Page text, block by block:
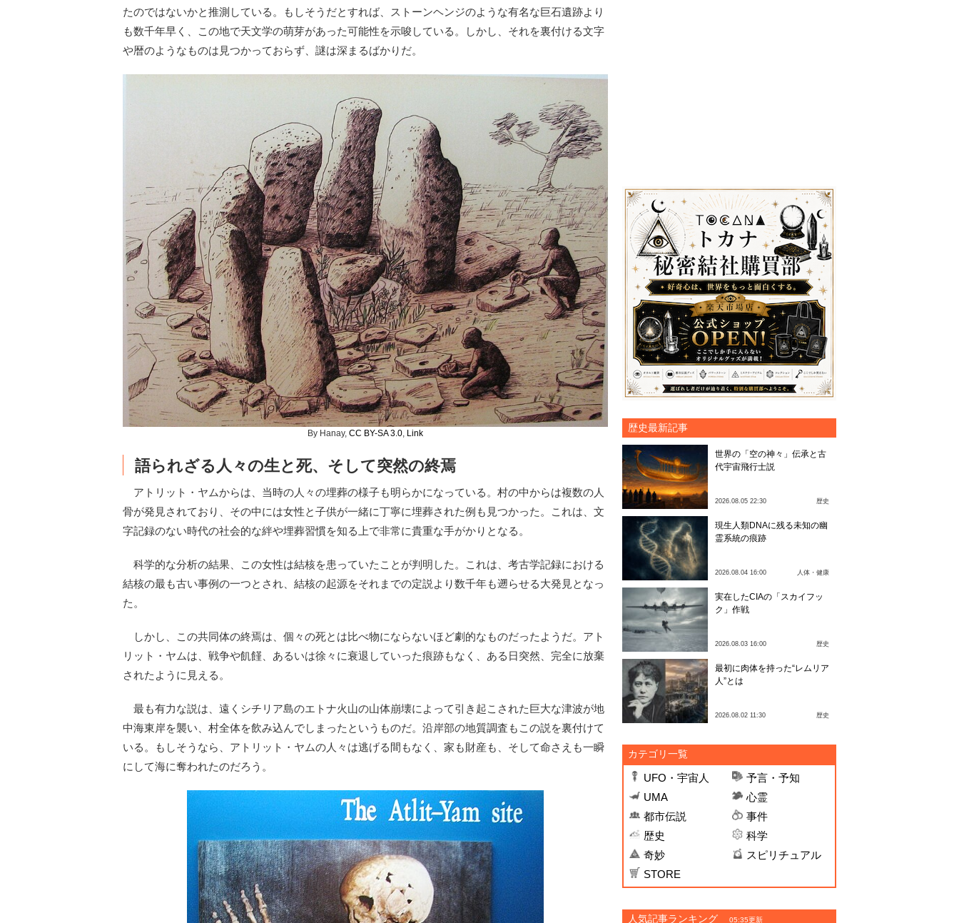
たのではないかと推測している。もしそうだとすれば、ストーンヘンジのような有名な巨石遺跡より
も数千年早く、この地で天文学の萌芽があった可能性を示唆している。しかし、それを裏付ける文字
や暦のようなものは見つかっておらず、謎は深まるばかりだ。
By Hanay, CC BY-SA 3.0, Link
語られざる人々の生と死、そして突然の終焉
アトリット・ヤムからは、当時の人々の埋葬の様子も明らかになっている。村の中からは複数の人
骨が発見されており、その中には女性と子供が一緒に丁寧に埋葬された例も見つかった。これは、文
字記録のない時代の社会的な絆や埋葬習慣を知る上で非常に貴重な手がかりとなる。
科学的な分析の結果、この女性は結核を患っていたことが判明した。これは、考古学記録における
結核の最も古い事例の一つとされ、結核の起源をそれまでの定説より数千年も遡らせる大発見となっ
た。
しかし、この共同体の終焉は、個々の死とは比べ物にならないほど劇的なものだったようだ。アト
リット・ヤムは、戦争や飢饉、あるいは徐々に衰退していった痕跡もなく、ある日突然、完全に放棄
されたように見える。
最も有力な説は、遠くシチリア島のエトナ火山の山体崩壊によって引き起こされた巨大な津波が地
中海東岸を襲い、村全体を飲み込んでしまったというものだ。沿岸部の地質調査もこの説を裏付けて
いる。もしそうなら、アトリット・ヤムの人々は逃げる間もなく、家も財産も、そして命さえも一瞬
にして海に奪われたのだろう。
歴史最新記事
世界の「空の神々」伝承と古
代宇宙飛行士説
2026.08.05 22:30 歴史
現生人類DNAに残る未知の幽
霊系統の痕跡
2026.08.04 16:00 人体・健康
実在したCIAの「スカイフッ
ク」作戦
2026.08.03 16:00 歴史
最初に肉体を持った“レムリア
人”とは
2026.08.02 11:30 歴史
カテゴリ一覧
UFO・宇宙人
予言・予知
UMA
心霊
都市伝説
事件
歴史
科学
奇妙
スピリチュアル
STORE
人気記事ランキング 05:35更新